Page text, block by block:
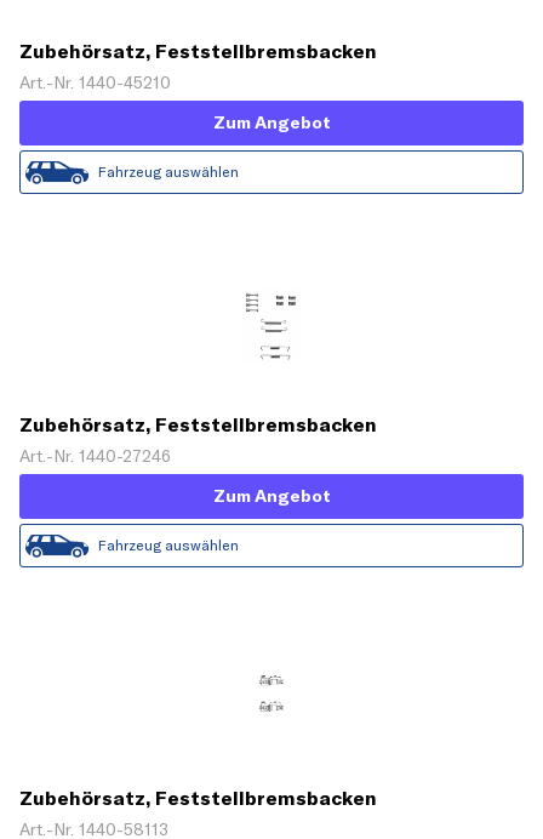
Zubehörsatz, Feststellbremsbacken
Art.-Nr. 1440-45210
Zum Angebot
Fahrzeug auswählen
Zubehörsatz, Feststellbremsbacken
Art.-Nr. 1440-27246
Zum Angebot
Fahrzeug auswählen
Zubehörsatz, Feststellbremsbacken
Art.-Nr. 1440-58113